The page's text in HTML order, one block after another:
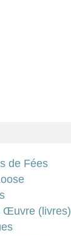
de Fées
Œuvre (livres)